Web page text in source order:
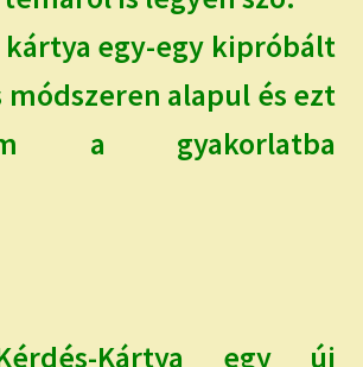
egy-egy kipróbált
módszeren alapul és ezt
a gyakorlatba
Kártya egy új